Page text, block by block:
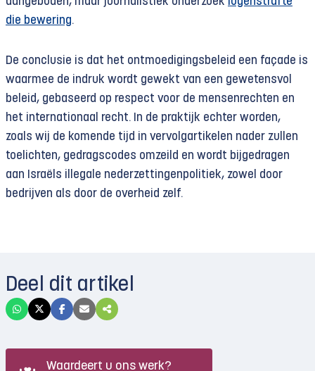
die bewering.
De conclusie is dat het ontmoedigingsbeleid een façade is
waarmee de indruk wordt gewekt van een gewetensvol
beleid, gebaseerd op respect voor de mensenrechten en
het internationaal recht. In de praktijk echter worden,
zoals wij de komende tijd in vervolgartikelen nader zullen
toelichten, gedragscodes omzeild en wordt bijgedragen
aan Israëls illegale nederzettingenpolitiek, zowel door
bedrijven als door de overheid zelf.
Deel dit artikel
Waardeert u ons werk?